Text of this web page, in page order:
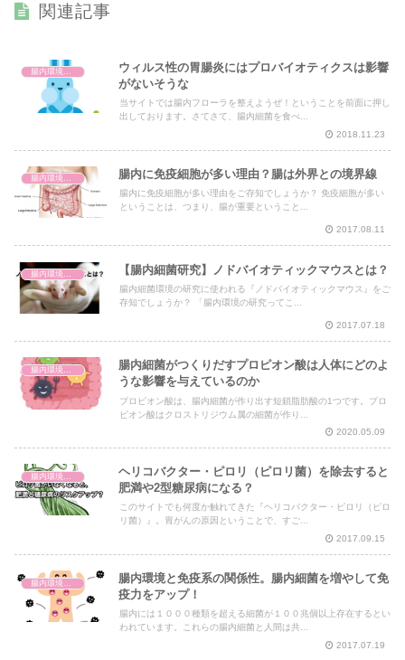
関連記事
腸内環境と体の仕組み
ウィルス性の胃腸炎にはプロバイオティクスは影響
がないそうな
当サイトでは腸内フローラを整えようぜ！ということを前面に押し
出しております。さてさて、腸内細菌を食べ...
2018.11.23
腸内環境と体の仕組み 腸内に免疫細胞が多い理由？腸は外界との境界線
腸内に免疫細胞が多い理由をご存知でしょうか？ 免疫細胞が多い
ということは、つまり、腸が重要ということ...
2017.08.11
【腸内細菌研究】ノドバイオティックマウスとは？
腸内細菌環境の研究に使われる『ノドバイオティックマウス』をご
存知でしょうか？ 「腸内環境の研究ってこ...
2017.07.18
腸内細菌がつくりだすプロピオン酸は人体にどのよ
うな影響を与えているのか
プロピオン酸は、腸内細菌が作り出す短鎖脂肪酸の1つです。プロ
ピオン酸はクロストリジウム属の細菌が作り...
2020.05.09
ヘリコバクター・ピロリ（ピロリ菌）を除去すると
肥満や2型糖尿病になる？
このサイトでも何度か触れてきた『ヘリコバクター・ピロリ（ピロ
リ菌）』。胃がんの原因ということで、すご...
2017.09.15
腸内環境と免疫系の関係性。腸内細菌を増やして免
疫力をアップ！
腸内には１０００種類を超える細菌が１００兆個以上存在するとい
われています。これらの腸内細菌と人間は共...
2017.07.19